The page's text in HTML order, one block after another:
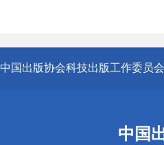
中国出版协会科技出版工作委员会
中国